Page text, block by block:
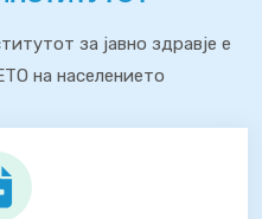
за јавно здравје е
на населението